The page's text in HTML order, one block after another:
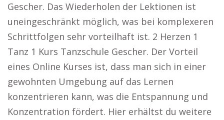
Gescher. Das Wiederholen der Lektionen ist
uneingeschränkt möglich, was bei komplexeren
Schrittfolgen sehr vorteilhaft ist. 2 Herzen 1
Tanz 1 Kurs Tanzschule Gescher. Der Vorteil
eines Online Kurses ist, dass man sich in einer
gewohnten Umgebung auf das Lernen
konzentrieren kann, was die Entspannung und
Konzentration fördert. Hier erhältst du weitere